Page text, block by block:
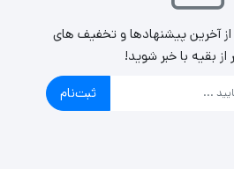
از آخرین پیشنهادها و تخفیف های
از بقیه با خبر شوید!
ثبت‌نام